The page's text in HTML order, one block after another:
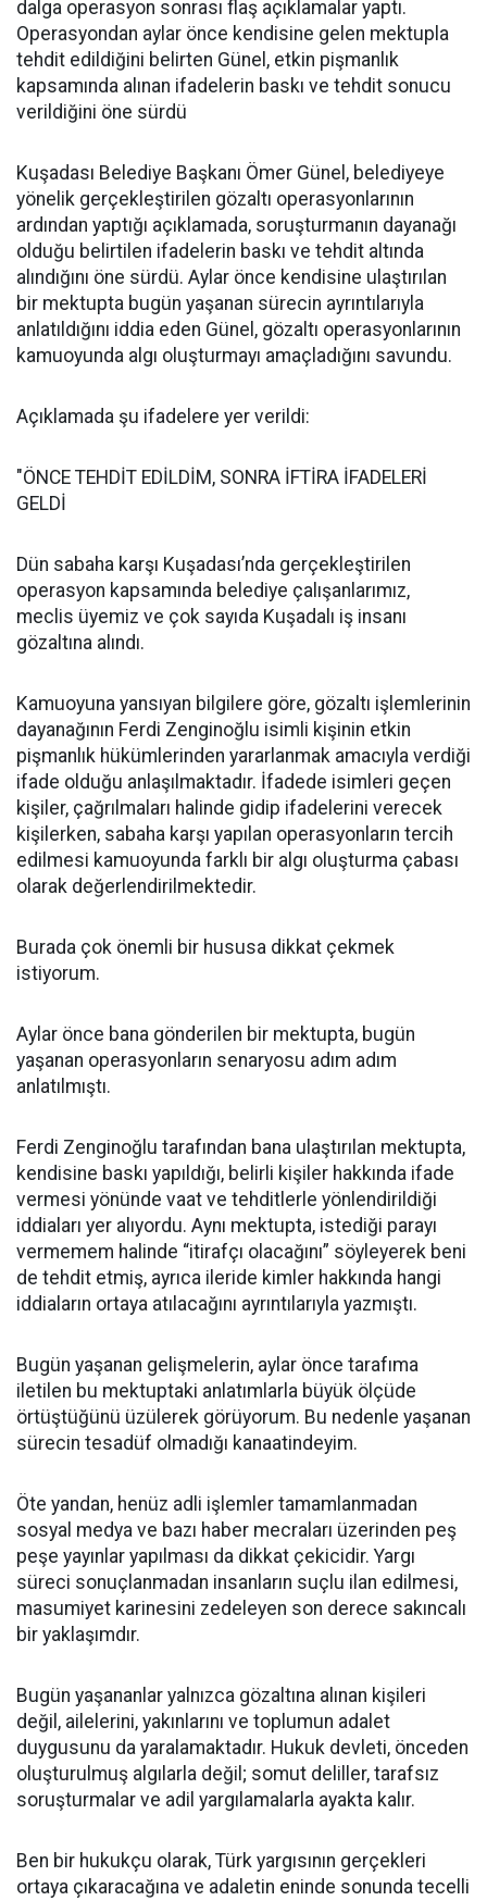
dalga operasyon sonrası flaş açıklamalar yaptı.
Operasyondan aylar önce kendisine gelen mektupla
tehdit edildiğini belirten Günel, etkin pişmanlık
kapsamında alınan ifadelerin baskı ve tehdit sonucu
verildiğini öne sürdü
Kuşadası Belediye Başkanı Ömer Günel, belediyeye
yönelik gerçekleştirilen gözaltı operasyonlarının
ardından yaptığı açıklamada, soruşturmanın dayanağı
olduğu belirtilen ifadelerin baskı ve tehdit altında
alındığını öne sürdü. Aylar önce kendisine ulaştırılan
bir mektupta bugün yaşanan sürecin ayrıntılarıyla
anlatıldığını iddia eden Günel, gözaltı operasyonlarının
kamuoyunda algı oluşturmayı amaçladığını savundu.
Açıklamada şu ifadelere yer verildi:
"ÖNCE TEHDİT EDİLDİM, SONRA İFTİRA İFADELERİ
GELDİ
Dün sabaha karşı Kuşadası’nda gerçekleştirilen
operasyon kapsamında belediye çalışanlarımız,
meclis üyemiz ve çok sayıda Kuşadalı iş insanı
gözaltına alındı.
Kamuoyuna yansıyan bilgilere göre, gözaltı işlemlerinin
dayanağının Ferdi Zenginoğlu isimli kişinin etkin
pişmanlık hükümlerinden yararlanmak amacıyla verdiği
ifade olduğu anlaşılmaktadır. İfadede isimleri geçen
kişiler, çağrılmaları halinde gidip ifadelerini verecek
kişilerken, sabaha karşı yapılan operasyonların tercih
edilmesi kamuoyunda farklı bir algı oluşturma çabası
olarak değerlendirilmektedir.
Burada çok önemli bir hususa dikkat çekmek
istiyorum.
Aylar önce bana gönderilen bir mektupta, bugün
yaşanan operasyonların senaryosu adım adım
anlatılmıştı.
Ferdi Zenginoğlu tarafından bana ulaştırılan mektupta,
kendisine baskı yapıldığı, belirli kişiler hakkında ifade
vermesi yönünde vaat ve tehditlerle yönlendirildiği
iddiaları yer alıyordu. Aynı mektupta, istediği parayı
vermemem halinde “itirafçı olacağını” söyleyerek beni
de tehdit etmiş, ayrıca ileride kimler hakkında hangi
iddiaların ortaya atılacağını ayrıntılarıyla yazmıştı.
Bugün yaşanan gelişmelerin, aylar önce tarafıma
iletilen bu mektuptaki anlatımlarla büyük ölçüde
örtüştüğünü üzülerek görüyorum. Bu nedenle yaşanan
sürecin tesadüf olmadığı kanaatindeyim.
Öte yandan, henüz adli işlemler tamamlanmadan
sosyal medya ve bazı haber mecraları üzerinden peş
peşe yayınlar yapılması da dikkat çekicidir. Yargı
süreci sonuçlanmadan insanların suçlu ilan edilmesi,
masumiyet karinesini zedeleyen son derece sakıncalı
bir yaklaşımdır.
Bugün yaşananlar yalnızca gözaltına alınan kişileri
değil, ailelerini, yakınlarını ve toplumun adalet
duygusunu da yaralamaktadır. Hukuk devleti, önceden
oluşturulmuş algılarla değil; somut deliller, tarafsız
soruşturmalar ve adil yargılamalarla ayakta kalır.
Ben bir hukukçu olarak, Türk yargısının gerçekleri
ortaya çıkaracağına ve adaletin eninde sonunda tecelli